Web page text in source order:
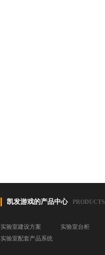
凯发游戏的产品中心 PRODUCTS
实验室建设方案 实验室台柜
实验室配套产品系统